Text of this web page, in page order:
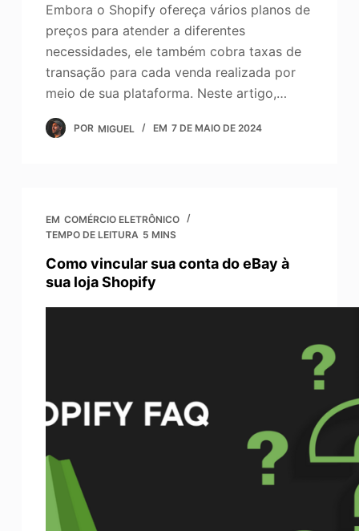
Embora o Shopify ofereça vários planos de
preços para atender a diferentes
necessidades, ele também cobra taxas de
transação para cada venda realizada por
meio de sua plataforma. Neste artigo,…
POR MIGUEL EM 7 DE MAIO DE 2024
EM COMÉRCIO ELETRÔNICO
TEMPO DE LEITURA 5 MINS
Como vincular sua conta do eBay à
sua loja Shopify